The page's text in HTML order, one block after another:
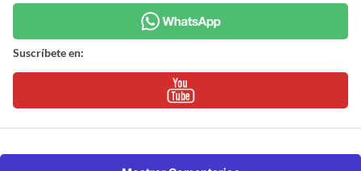
Suscríbete en: